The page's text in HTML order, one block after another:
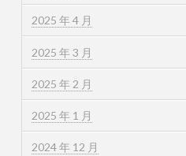
2025 年 4 月
2025 年 3 月
2025 年 2 月
2025 年 1 月
2024 年 12 月